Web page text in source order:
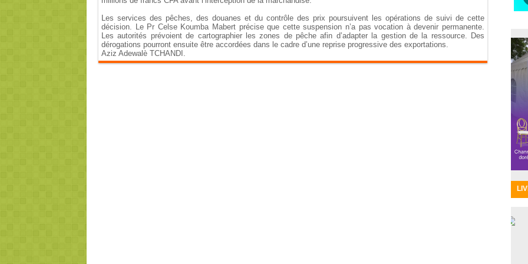
Les services des pêches, des douanes et du contrôle des prix poursuivent les opérations de suivi de cette
décision. Le Pr Celse Koumba Mabert précise que cette suspension n’a pas vocation à devenir permanente.
Les autorités prévoient de cartographier les zones de pêche afin d’adapter la gestion de la ressource. Des
dérogations pourront ensuite être accordées dans le cadre d’une reprise progressive des exportations.
Aziz Adewalè TCHANDI.